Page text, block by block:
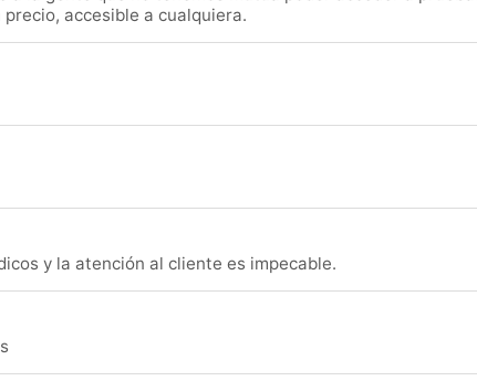
accesible a cualquiera.
y la atención al cliente es impecable.